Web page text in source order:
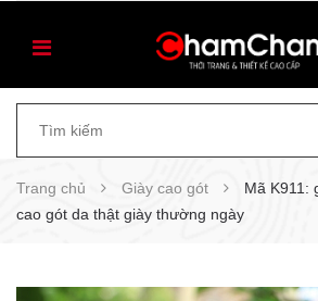
Trang chủ Giày cao gót
Mã K911:
cao gót da thật giày thường ngày